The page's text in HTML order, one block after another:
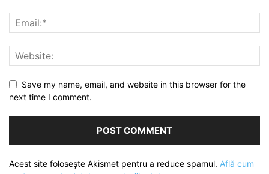
Save my name, email, and website in this browser for the
next time I comment.
Acest site folosește Akismet pentru a reduce spamul. Află cum